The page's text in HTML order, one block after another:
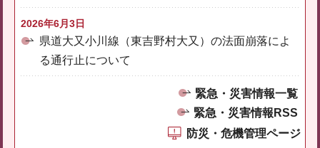
2026年6月3日
県道大又小川線（東吉野村大又）の法面崩落によ
る通行止について
緊急・災害情報一覧
緊急・災害情報RSS
防災・危機管理ページ